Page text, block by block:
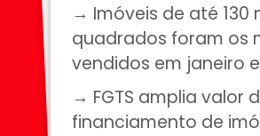
→ Imóveis de até 130
quadrados foram os
vendidos em janeiro
→ FGTS amplia valor
financiamento de